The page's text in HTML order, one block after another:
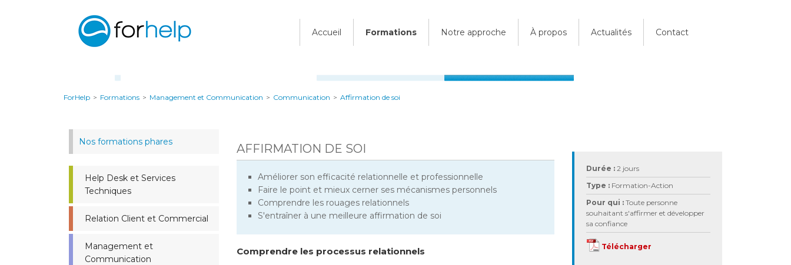
Accueil Formations Notre approche À propos Actualités Contact
ForHelp > Formations > Management et Communication > Communication > Affirmation de soi
Nos formations phares
Help Desk et Services
Techniques
Relation Client et Commercial
Management et
Communication
AFFIRMATION DE SOI
Améliorer son efficacité relationnelle et professionnelle
Faire le point et mieux cerner ses mécanismes personnels
Comprendre les rouages relationnels
S'entraîner à une meilleure affirmation de soi
Comprendre les processus relationnels
Durée : 2 jours
Type : Formation-Action
Pour qui : Toute personne
souhaitant s'affirmer et développer
sa confiance
Télécharger